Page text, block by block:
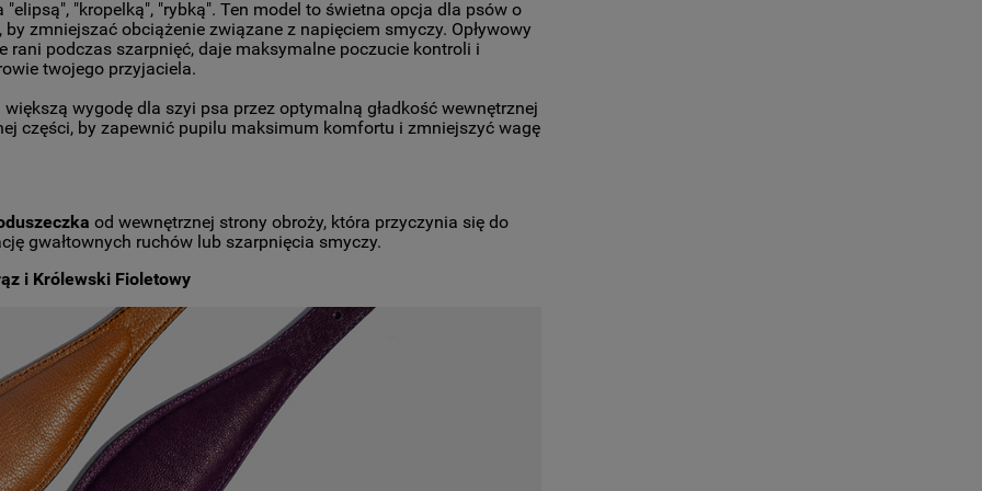
"kropelką", "rybką". Ten model to świetna opcja dla psów o
zmniejszać obciążenie związane z napięciem smyczy. Opływowy
rani podczas szarpnięć, daje maksymalne poczucie kontroli i
twojego przyjaciela.
wygodę dla szyi psa przez optymalną gładkość wewnętrznej
części, by zapewnić pupilu maksimum komfortu i zmniejszyć wagę
od wewnętrznej strony obroży, która przyczynia się do
gwałtownych ruchów lub szarpnięcia smyczy.
i Królewski Fioletowy